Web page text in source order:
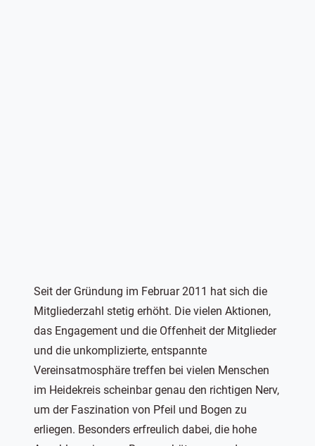
Seit der Gründung im Februar 2011 hat sich die
Mitgliederzahl stetig erhöht. Die vielen Aktionen,
das Engagement und die Offenheit der Mitglieder
und die unkomplizierte, entspannte
Vereinsatmosphäre treffen bei vielen Menschen
im Heidekreis scheinbar genau den richtigen Nerv,
um der Faszination von Pfeil und Bogen zu
erliegen. Besonders erfreulich dabei, die hohe